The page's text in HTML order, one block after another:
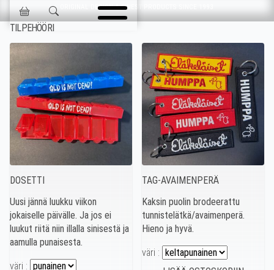
Ohita navigointi
Jokisen Valinta ORIGINAL DESIGN & FINEST PRODUCTS SINCE 1993
TILPEHÖÖRI
DOSETTI
Uusi jännä luukku viikon
jokaiselle päivälle. Ja jos ei
luukut riitä niin illalla sinisestä ja
aamulla punaisesta.
väri :
TAG-AVAIMENPERÄ
Kaksin puolin brodeerattu
tunnistelätkä/avaimenperä.
Hieno ja hyvä.
väri :